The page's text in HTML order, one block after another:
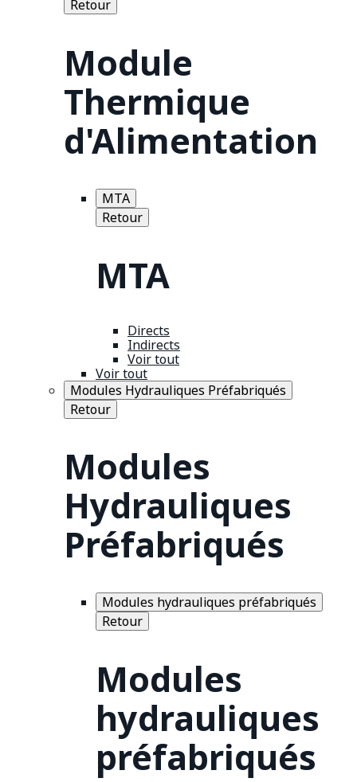
Retour
Module
Thermique
d'Alimentation
MTA
Retour
MTA
Directs
Indirects
Voir tout
Voir tout
Modules Hydrauliques Préfabriqués
Retour
Modules
Hydrauliques
Préfabriqués
Modules hydrauliques préfabriqués
Retour
Modules
hydrauliques
préfabriqués